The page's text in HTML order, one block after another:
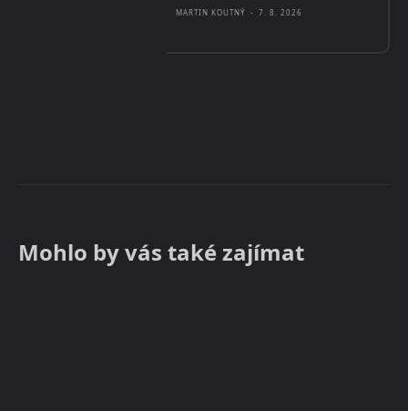
MARTIN KOUTNÝ - 7. 8. 2026
Mohlo by vás také zajímat